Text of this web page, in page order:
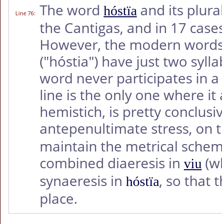
Line 76: The word hóstïa and its
the Cantigas, and in 17
However, the modern
("hóstia") have just two
word never participates in
line is the only one where
hemistich, is pretty
antepenultimate stress, on
maintain the metrical
combined diaeresis in viu
synaeresis in hóstïa, so that
place.